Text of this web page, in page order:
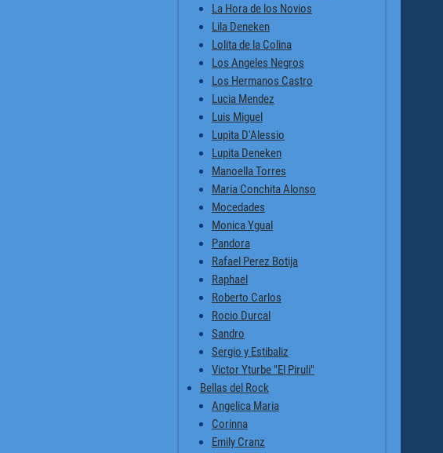
La Hora de los Novios
Lila Deneken
Lolita de la Colina
Los Angeles Negros
Los Hermanos Castro
Lucia Mendez
Luis Miguel
Lupita D'Alessio
Lupita Deneken
Manoella Torres
Maria Conchita Alonso
Mocedades
Monica Ygual
Pandora
Rafael Perez Botija
Raphael
Roberto Carlos
Rocio Durcal
Sandro
Sergio y Estibaliz
Victor Yturbe "El Piruli"
Bellas del Rock
Angelica Maria
Corinna
Emily Cranz